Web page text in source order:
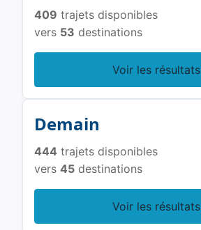
409 trajets disponibles
vers 53 destinations
Voir les résultats
Demain
444 trajets disponibles
vers 45 destinations
Voir les résultats